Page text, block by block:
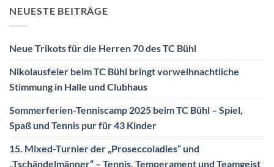
NEUESTE BEITRÄGE
Neue Trikots für die Herren 70 des TC Bühl
Nikolausfeier beim TC Bühl bringt vorweihnachtliche
Stimmung in Halle und Clubhaus
Sommerferien-Tenniscamp 2025 beim TC Bühl – Spiel,
Spaß und Tennis pur für 43 Kinder
15. Mixed-Turnier der „Proseccoladies“ und
„Tschändelmänner“ – Tennis, Temperament und Teamgeist